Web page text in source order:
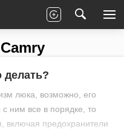
Camry
делать?
люка, возможно, его
ним все в порядке, то
включая предохранители